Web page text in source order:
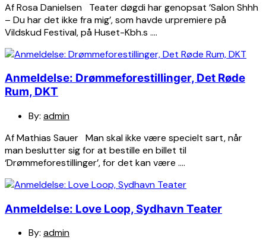
Af Rosa Danielsen Teater døgdi har genopsat ’Salon Shhh
– Du har det ikke fra mig’, som havde urpremiere på
Vildskud Festival, på Huset-Kbh.s ….
Anmeldelse: Drømmeforestillinger, Det Røde
Rum, DKT
By: admin
Af Mathias Sauer Man skal ikke være specielt sart, når
man beslutter sig for at bestille en billet til
‘Drømmeforestillinger’, for det kan være ….
Anmeldelse: Love Loop, Sydhavn Teater
By: admin